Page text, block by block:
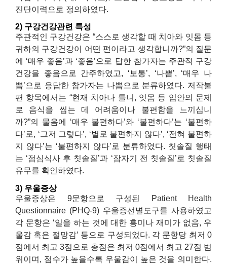
진단이력으로 정의하였다.
2) 구강건강관련 특성
주관적인 구강건강은 “스스로 생각할 때 치아와 잇몸 등
귀하의 구강건강이 어떤 편이라고 생각합니까?”의 질문
에 ‘매우 좋음’과 ‘좋음’으로 답한 참가자는 주관적 구강
건강을 좋음으로 간주하였고, ‘보통’, ‘나쁨’, ‘매우 나
쁨’으로 응답한 참가자는 나쁨으로 분류하였다. 저작불
편 항목에서는 “현재 치아나 틀니, 잇몸 등 입안의 문제
로 음식을 씹는 데 어려움이나 불편함을 느끼십니
까?”의 물음에 ‘매우 불편하다’와 ‘불편하다’는 ‘불편하
다’로, ‘그저 그렇다’, ‘별로 불편하지 않다’, ‘전혀 불편하
지 않다’는 ‘불편하지 않다’로 분류하였다. 칫솔질 행태
는 ‘점심식사 후 칫솔질’과 ‘잠자기 전 칫솔질’로 칫솔질
유무를 확인하였다.
3) 우울증상
우울증상은 9문항으로 구성된 Patient Health
Questionnaire (PHQ-9) 우울증선별도구를 사용하였고
각 문항은 ‘일을 하는 것에 대한 흥미나 재미가 없음, 우
울감 혹은 절망감’ 등으로 구성되었다. 각 문항당 최저 0
점에서 최고 3점으로 총점은 최저 0점에서 최고 27점 범
위이며, 점수가 높을수록 우울감이 높은 것을 의미한다.